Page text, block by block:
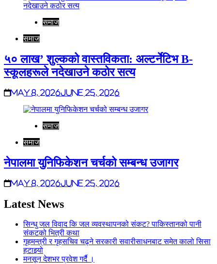
समाज
समाज
५० लाख’ शुल्कको वास्तविकता: अल्टर्नेटिभ B-
स्कूलहरूले नदेखाउने कठोर सत्य
May 8, 2026June 25, 2026
समाज
समाज
नेपालमा युनिफिकेशन चर्चको सम्बन्ध उजागर
May 8, 2026June 25, 2026
Latest News
सिन्धु जल विवाद कि जल व्यवस्थापनको संकट? पाकिस्तानको पानी
संकटको भित्री कथा
गृहमन्त्री र गृहसचिव चढ्ने सरकारी सवारीसाधनबाट समेत कालो सिसा
हटाइयो
मनसून देशभर प्रवेश गर्दै ।